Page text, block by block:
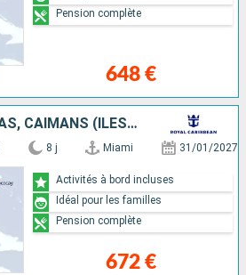
648 €
Pension complète
ÉTATS-UNIS, BAHAMAS, CAÏMANS (ÎLES), MEXIQUE
8 j Miami 31/01/2027
672 €
Activités à bord incluses
Idéal pour les familles
Pension complète